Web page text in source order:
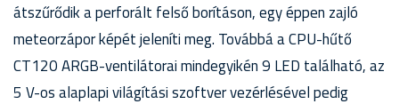
átszűrődik a perforált felső borításon, egy éppen zajló
meteorzápor képét jeleníti meg. Továbbá a CPU-hűtő
CT120 ARGB-ventilátorai mindegyikén 9 LED található, az
5 V-os alaplapi világítási szoftver vezérlésével pedig